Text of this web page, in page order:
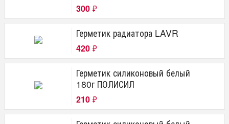
300 ₽
Герметик радиатора LAVR
420 ₽
Герметик силиконовый белый
180г ПОЛИСИЛ
210 ₽